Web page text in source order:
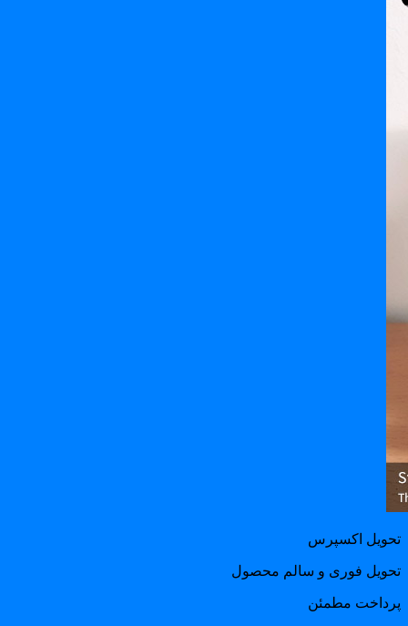
اکسپرس
فوری و سالم محصول
مطمئن